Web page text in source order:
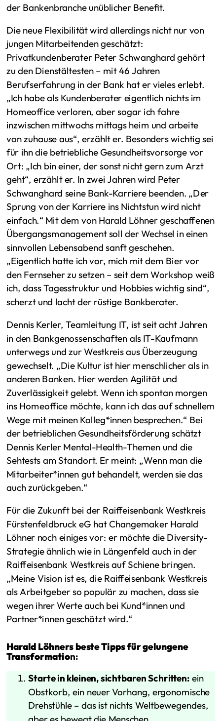
der Bankenbranche unüblicher Benefit.
Die neue Flexibilität wird allerdings nicht nur von
jungen Mitarbeitenden geschätzt:
Privatkundenberater Peter Schwanghard gehört
zu den Dienstältesten – mit 46 Jahren
Berufserfahrung in der Bank hat er vieles erlebt.
„Ich habe als Kundenberater eigentlich nichts im
Homeoffice verloren, aber sogar ich fahre
inzwischen mittwochs mittags heim und arbeite
von zuhause aus“, erzählt er. Besonders wichtig sei
für ihn die betriebliche Gesundheitsvorsorge vor
Ort: „Ich bin einer, der sonst nicht gern zum Arzt
geht“, erzählt er. In zwei Jahren wird Peter
Schwanghard seine Bank-Karriere beenden. „Der
Sprung von der Karriere ins Nichtstun wird nicht
einfach.“ Mit dem von Harald Löhner geschaffenen
Übergangsmanagement soll der Wechsel in einen
sinnvollen Lebensabend sanft geschehen.
„Eigentlich hatte ich vor, mich mit dem Bier vor
den Fernseher zu setzen – seit dem Workshop weiß
ich, dass Tagesstruktur und Hobbies wichtig sind“,
scherzt und lacht der rüstige Bankberater.
Dennis Kerler, Teamleitung IT, ist seit acht Jahren
in den Bankgenossenschaften als IT-Kaufmann
unterwegs und zur Westkreis aus Überzeugung
gewechselt. „Die Kultur ist hier menschlicher als in
anderen Banken. Hier werden Agilität und
Zuverlässigkeit gelebt. Wenn ich spontan morgen
ins Homeoffice möchte, kann ich das auf schnellem
Wege mit meinen Kolleg*innen besprechen.“ Bei
der betrieblichen Gesundheitsförderung schätzt
Dennis Kerler Mental-Health-Themen und die
Sehtests am Standort. Er meint: „Wenn man die
Mitarbeiter*innen gut behandelt, werden sie das
auch zurückgeben.“
Für die Zukunft bei der Raiffeisenbank Westkreis
Fürstenfeldbruck eG hat Changemaker Harald
Löhner noch einiges vor: er möchte die Diversity-
Strategie ähnlich wie in Längenfeld auch in der
Raiffeisenbank Westkreis auf Schiene bringen.
„Meine Vision ist es, die Raiffeisenbank Westkreis
als Arbeitgeber so populär zu machen, dass sie
wegen ihrer Werte auch bei Kund*innen und
Partner*innen geschätzt wird.“
Harald Löhners beste Tipps für gelungene
Transformation:
Starte in kleinen, sichtbaren Schritten: ein
Obstkorb, ein neuer Vorhang, ergonomische
Drehstühle – das ist nichts Weltbewegendes,
aber es bewegt die Menschen.